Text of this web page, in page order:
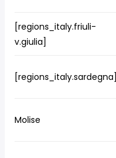
[regions_italy.friuli-
v.giulia]
[regions_italy.sardegna]
Molise